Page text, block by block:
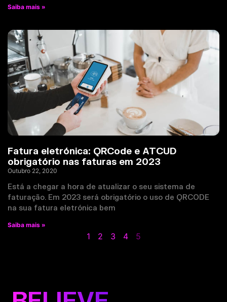
Saiba mais »
Fatura eletrónica: QRCode e ATCUD
obrigatório nas faturas em 2023
Outubro 22, 2020
Está a chegar a hora de atualizar o seu sistema de
faturação. Em 2023 será obrigatório o uso de QRCODE
na sua fatura eletrónica bem
Saiba mais »
1 2 3 4 5